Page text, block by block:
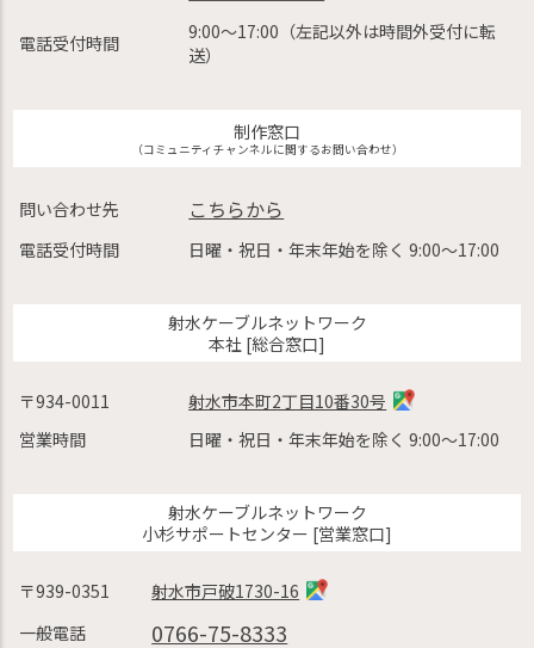
電話受付時間
9:00〜17:00（左記以外は時間外受付に転
送）
制作窓口
（コミュニティチャンネルに関するお問い合わせ）
問い合わせ先 こちらから
電話受付時間 日曜・祝日・年末年始を除く 9:00〜17:00
射水ケーブルネットワーク
本社 [総合窓口]
〒934-0011
射水市本町2丁目10番30号
営業時間
日曜・祝日・年末年始を除く 9:00〜17:00
射水ケーブルネットワーク
小杉サポートセンター [営業窓口]
〒939-0351
射水市戸破1730-16
一般電話
0766-75-8333